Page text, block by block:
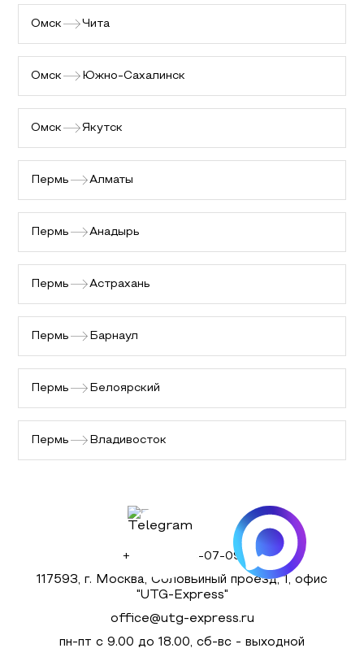
Омск Чита
Омск Южно-Сахалинск
Омск Якутск
Пермь Алматы
Пермь Анадырь
Пермь Астрахань
Пермь Барнаул
Пермь Белоярский
Пермь Владивосток
+7 (495) 980-07-09
117593, г. Москва, Соловьиный проезд, 1, офис
"UTG-Express"
office@utg-express.ru
пн-пт с 9.00 до 18.00, сб-вс - выходной